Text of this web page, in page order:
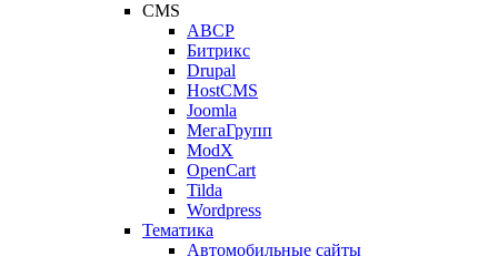
CMS
ABCP
Битрикс
Drupal
HostCMS
Joomla
МегаГрупп
ModX
OpenCart
Tilda
Wordpress
Тематика
Автомобильные сайты